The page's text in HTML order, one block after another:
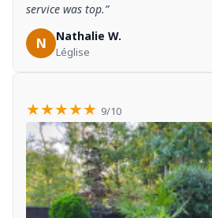
service was top.”
N Nathalie W.
Léglise
★★★★★ 9/10